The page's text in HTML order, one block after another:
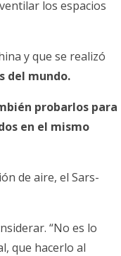
ventilar los espacios
y que se realizó
del mundo.
probarlos para
en el mismo
de aire, el Sars-
“No es lo
que hacerlo al